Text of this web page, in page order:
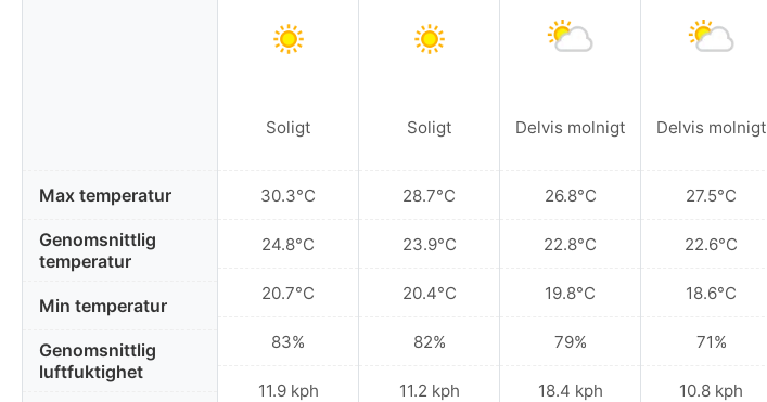
Max temperatur
Genomsnittlig
temperatur
Min temperatur
Genomsnittlig
luftfuktighet
Soligt
30.3°C
24.8°C
20.7°C
83%
11.9 kph
Soligt
28.7°C
23.9°C
20.4°C
82%
11.2 kph
Delvis molnigt
26.8°C
22.8°C
19.8°C
79%
18.4 kph
Delvis molnigt
27.5°C
22.6°C
18.6°C
71%
10.8 kph